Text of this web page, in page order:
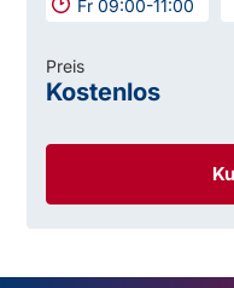
Fr 09:00-11:00
Preis
Kostenlos